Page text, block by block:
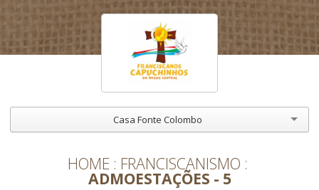
Casa Fonte Colombo
HOME FRANCISCANISMO
ADMOESTAÇÕES - 5